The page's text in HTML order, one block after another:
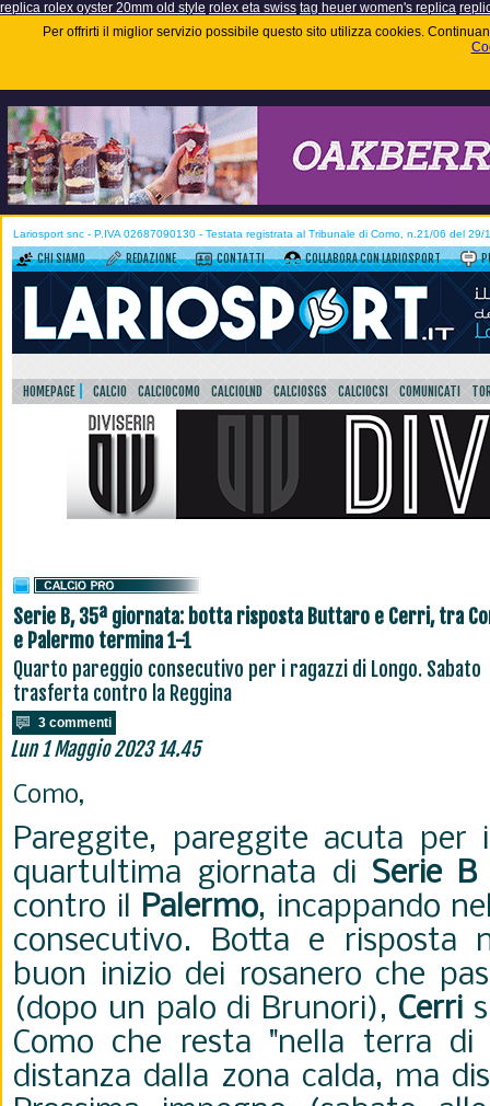
replica rolex oyster 20mm old style rolex eta swiss tag heuer women's replica
Per offrirti il miglior servizio possibile questo sito utilizza cookies.
Lariosport snc - P.IVA 02687090130 - Testata registrata al Tribunale di Como, n.21/06 del 29/
CHI SIAMO REDAZIONE CONTATTI COLLABORA CON LARIOSPORT
HOMEPAGE CALCIO CALCIOCOMO CALCIOLND CALCIOSGS CALCIOCSI COMUNICATI
Serie B, 35ª giornata: botta risposta Buttaro e Cerri, tra
e Palermo termina 1-1
Quarto pareggio consecutivo per i ragazzi di Longo. Sabato
trasferta contro la Reggina
3 commenti
Lun 1 Maggio 2023 14.45
Como,
Pareggite, pareggite acuta
quartultima giornata di Serie B
contro il Palermo, incappando
consecutivo. Botta e risposta
buon inizio dei rosanero che
(dopo un palo di Brunori), Cerri
Como che resta "nella terra di
distanza dalla zona calda, ma